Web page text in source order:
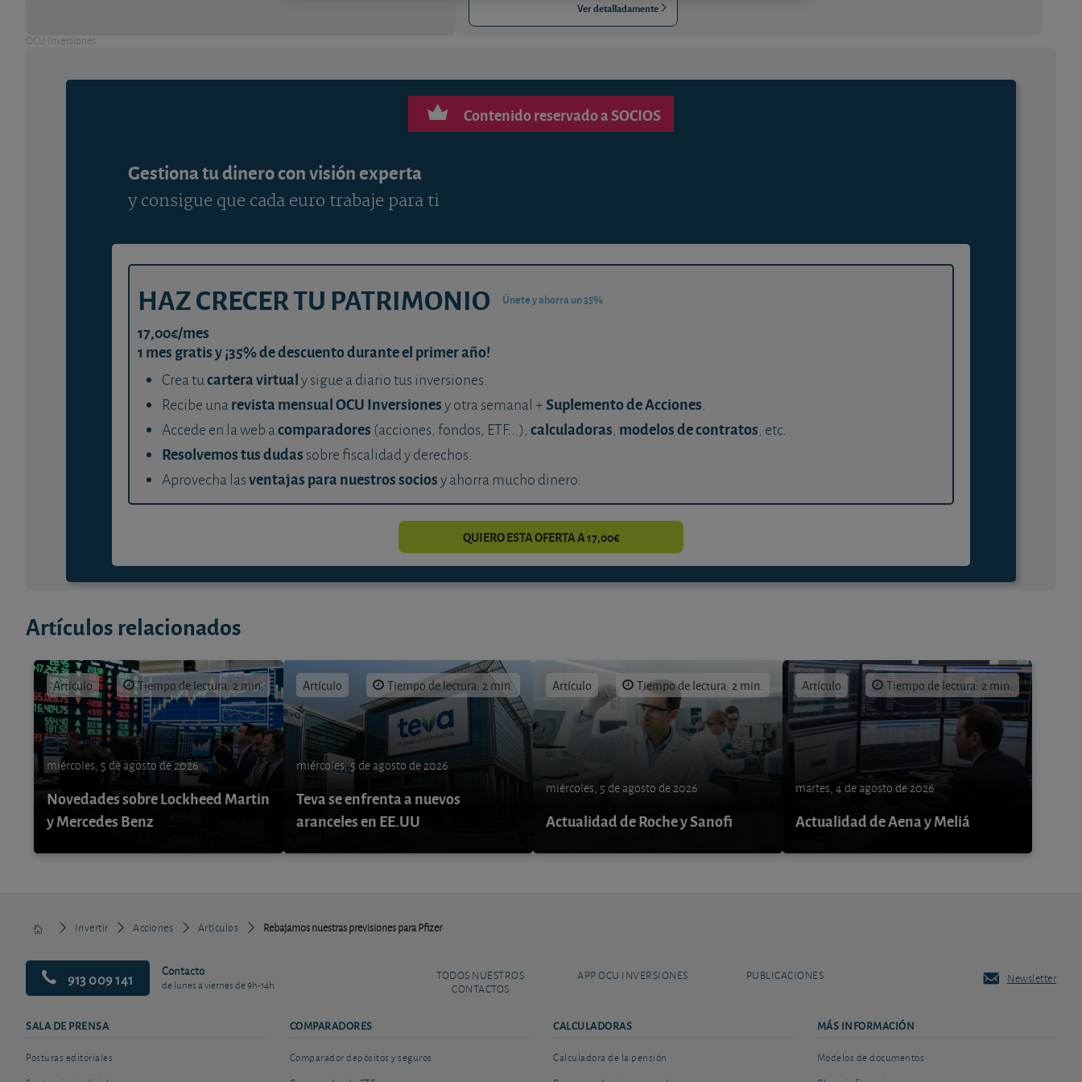
OCU Inversiones
Ver detalladamente
Contenido reservado a SOCIOS
Gestiona tu dinero con visión experta
y consigue que cada euro trabaje para ti
HAZ CRECER TU PATRIMONIO Únete y ahorra un 35%
17,00€/mes
1 mes gratis y ¡35% de descuento durante el primer año!
Crea tucartera virtualy sigue a diario tus inversiones.
Recibe unarevista mensual OCU Inversionesy otra semanal +Suplemento de Acciones.
Accede en la web acomparadores (acciones, fondos, ETF...), calculadoras, modelos de contratos, etc.
Resolvemos tus dudas sobre fiscalidad y derechos.
Aprovecha lasventajas para nuestros sociosy ahorra mucho dinero.
QUIERO ESTA OFERTA A 17,00€
Artículos relacionados
Artículo Tiempo de lectura: 2 min.
miércoles, 5 de agosto de 2026
Novedades sobre Lockheed Martin
y Mercedes Benz
Artículo Tiempo de lectura: 2 min.
miércoles, 5 de agosto de 2026
Teva se enfrenta a nuevos
aranceles en EE.UU
Artículo Tiempo de lectura: 2 min.
miércoles, 5 de agosto de 2026
Actualidad de Roche y Sanofi
Artículo Tiempo de lectura: 2 min.
martes, 4 de agosto de 2026
Actualidad de Aena y Meliá
Invertir Acciones Artículos Rebajamos nuestras previsiones para Pfizer
913 009 141 Contacto
de lunes a viernes de 9h-14h
TODOS NUESTROS
CONTACTOS
APP OCU INVERSIONES PUBLICACIONES Newsletter
SALA DE PRENSA
Posturas editoriales
COMPARADORES
Comparador depósitos y seguros
CALCULADORAS
Calculadora de la pensión
MÁS INFORMACIÓN
Modelos de documentos